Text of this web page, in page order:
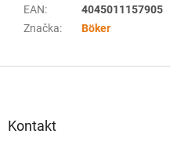
EAN:
4045011157905
Značka: Böker
Kontakt